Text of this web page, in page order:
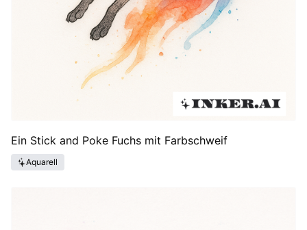
Ein Stick and Poke Fuchs mit Farbschweif
Aquarell